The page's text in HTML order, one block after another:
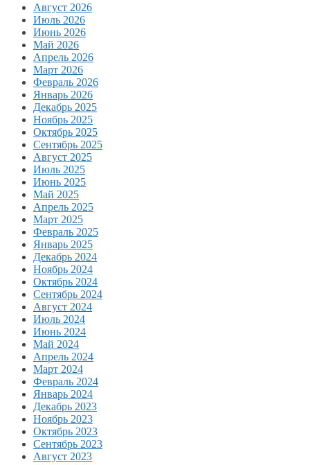
Август 2026
Июль 2026
Июнь 2026
Май 2026
Апрель 2026
Март 2026
Февраль 2026
Январь 2026
Декабрь 2025
Ноябрь 2025
Октябрь 2025
Сентябрь 2025
Август 2025
Июль 2025
Июнь 2025
Май 2025
Апрель 2025
Март 2025
Февраль 2025
Январь 2025
Декабрь 2024
Ноябрь 2024
Октябрь 2024
Сентябрь 2024
Август 2024
Июль 2024
Июнь 2024
Май 2024
Апрель 2024
Март 2024
Февраль 2024
Январь 2024
Декабрь 2023
Ноябрь 2023
Октябрь 2023
Сентябрь 2023
Август 2023